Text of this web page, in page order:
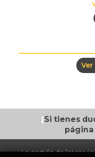
¡Si tienes
página
La gestión de los